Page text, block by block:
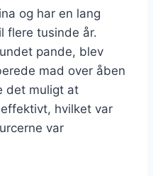
og har en lang
flere tusinde år.
pande, blev
mad over åben
det muligt at
hvilket var
var